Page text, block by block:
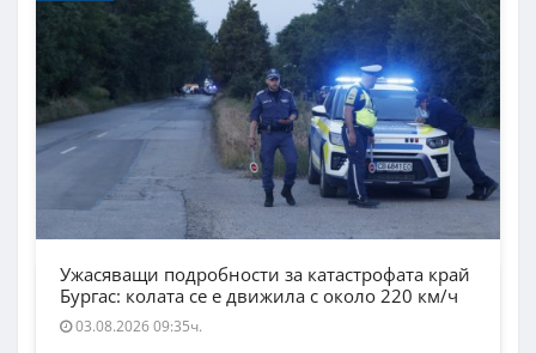
Ужасяващи подробности за катастрофата край
Бургас: колата се е движила с около 220 км/ч
03.08.2026 09:35ч.